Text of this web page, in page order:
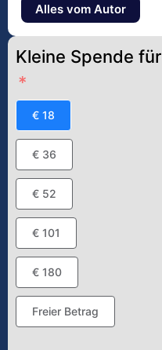
Alles vom Autor
Kleine Spende
€ 18
€ 36
€ 52
€ 101
€ 180
Freier Betrag